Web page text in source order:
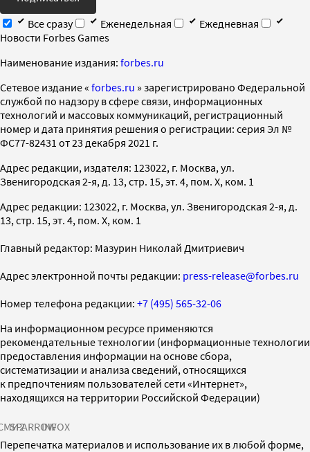
Все сразу
Еженедельная
Ежедневная
Новости Forbes Games
Наименование издания: forbes.ru
Cетевое издание « forbes.ru » зарегистрировано Федеральной
службой по надзору в сфере связи, информационных
технологий и массовых коммуникаций, регистрационный
номер и дата принятия решения о регистрации: серия Эл №
ФС77-82431 от 23 декабря 2021 г.
Адрес редакции, издателя: 123022, г. Москва, ул.
Звенигородская 2-я, д. 13, стр. 15, эт. 4, пом. X, ком. 1
Адрес редакции: 123022, г. Москва, ул. Звенигородская 2-я, д.
13, стр. 15, эт. 4, пом. X, ком. 1
Главный редактор: Мазурин Николай Дмитриевич
Адрес электронной почты редакции: press-release@forbes.ru
Номер телефона редакции: +7 (495) 565-32-06
На информационном ресурсе применяются
рекомендательные технологии (информационные технологии
предоставления информации на основе сбора,
систематизации и анализа сведений, относящихся
к предпочтениям пользователей сети «Интернет»,
находящихся на территории Российской Федерации)
SPARROWINFOX
Перепечатка материалов и использование их в любой форме,